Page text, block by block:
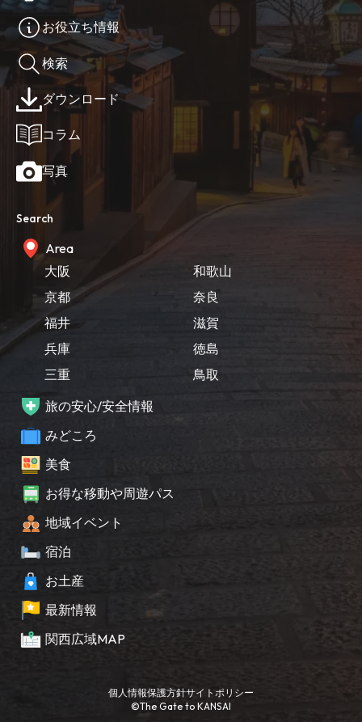
お役立ち情報
検索
ダウンロード
コラム
写真
Search
Area
大阪
京都
福井
兵庫
三重
和歌山
奈良
滋賀
徳島
鳥取
旅の安心/安全情報
みどころ
美食
お得な移動や周遊パス
地域イベント
宿泊
お土産
最新情報
関西広域MAP
©The Gate to KANSAI
個人情報保護方針サイトポリシー